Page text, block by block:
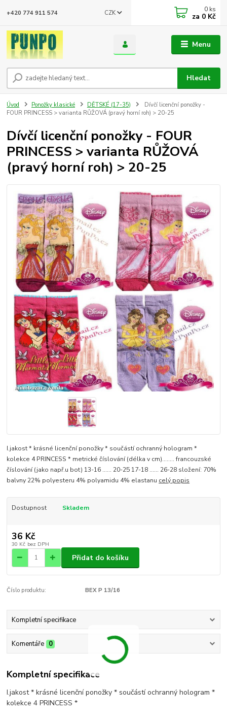
Menu
CZK
Hledat
+420 774 911 574 0 ks
za 0 Kč
Úvod Ponožky klasické DĚTSKÉ (17-35)
Dívčí licenční ponožky -
FOUR PRINCESS > varianta RŮŽOVÁ (pravý horní roh) > 20-25
Dívčí licenční ponožky - FOUR
PRINCESS > varianta RŮŽOVÁ
(pravý horní roh) > 20-25
I.jakost * krásné licenční ponožky * součástí ochranný hologram *
kolekce 4 PRINCESS * metrické číslování (délka v cm)........ francouzské
číslování (jako např.u bot) 13-16 ...... 20-25 17-18 ...... 26-28 složení: 70%
balvny 22% polyesteru 4% polyamidu 4% elastanu celý popis
Dostupnost Skladem
36 Kč
30 Kč bez DPH
Přidat do košíku
Číslo produktu: BEX P 13/16
Kompletní specifikace
Komentáře 0
Kompletní specifikace
I.jakost * krásné licenční ponožky * součástí ochranný hologram *
kolekce 4 PRINCESS *